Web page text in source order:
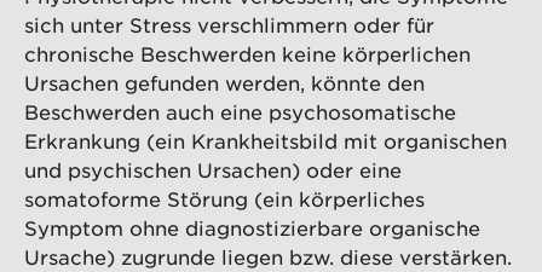
sich unter Stress verschlimmern oder für
chronische Beschwerden keine körperlichen
Ursachen gefunden werden, könnte den
Beschwerden auch eine psychosomatische
Erkrankung (ein Krankheitsbild mit organischen
und psychischen Ursachen) oder eine
somatoforme Störung (ein körperliches
Symptom ohne diagnostizierbare organische
Ursache) zugrunde liegen bzw. diese verstärken.